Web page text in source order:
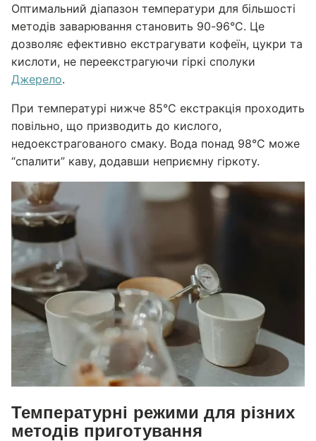
Оптимальний діапазон температури для більшості
методів заварювання становить 90-96°C. Це
дозволяє ефективно екстрагувати кофеїн, цукри та
кислоти, не переекстрагуючи гіркі сполуки
Джерело.
При температурі нижче 85°C екстракція проходить
повільно, що призводить до кислого,
недоекстрагованого смаку. Вода понад 98°C може
“спалити” каву, додавши неприємну гіркоту.
Температурні режими для різних
методів приготування